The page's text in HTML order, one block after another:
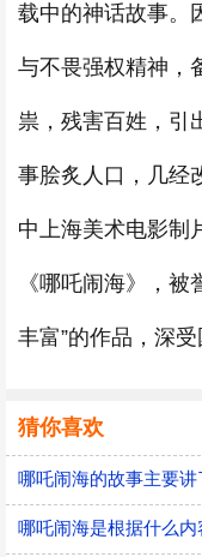
载中的神话故事
与不畏强权精神，
祟，残害百姓，引
事脍炙人口，几经
中上海美术电影制
《哪吒闹海》，
丰富”的作品，深受
猜你喜欢